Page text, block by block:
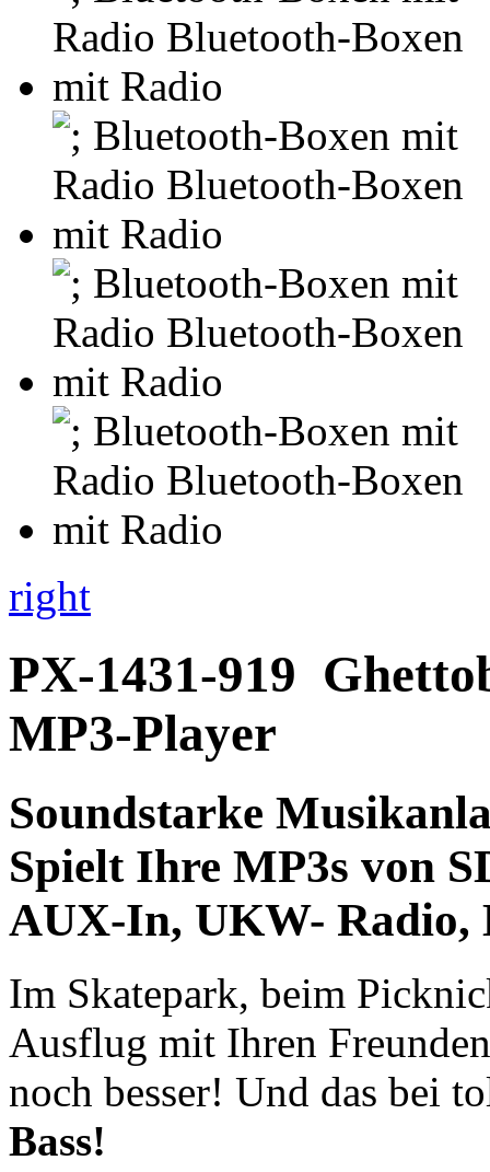
right
PX-1431-919
MP3-Player
Soundstarke
Spielt Ihre MP3s von
AUX-In, UKW- Radio,
Im Skatepark, beim
Ausflug mit Ihren
noch besser! Und das bei
Bass!